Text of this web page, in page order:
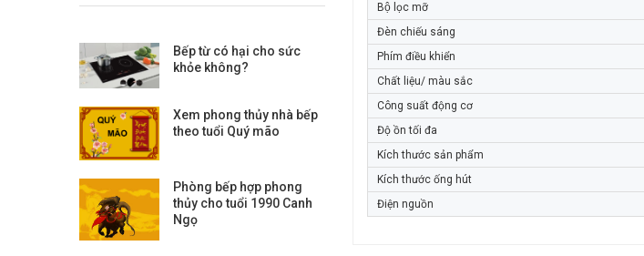
Bộ lọc mỡ
Đèn chiếu sáng
Phím điều khiển
Chất liệu/ màu sắc
Công suất động cơ
Độ ồn tối đa
Kích thước sản phẩm
Kích thước ống hút
Điện nguồn
Bếp từ có hại cho sức
khỏe không?
Xem phong thủy nhà bếp
theo tuổi Quý mão
Phòng bếp hợp phong
thủy cho tuổi 1990 Canh
Ngọ